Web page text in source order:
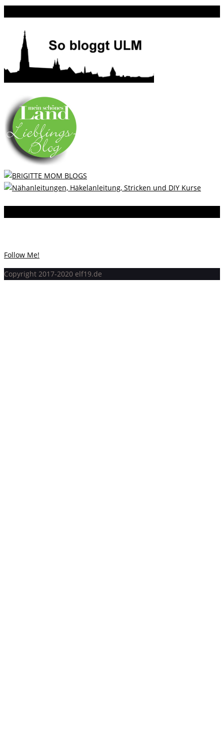
Follow Me!
Copyright 2017-2020 elf19.de